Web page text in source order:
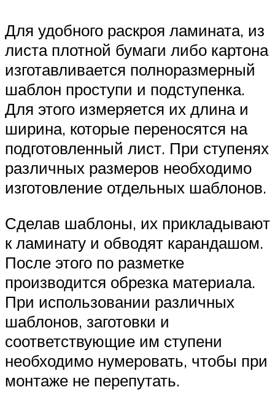
Для удобного раскроя ламината, из
листа плотной бумаги либо картона
изготавливается полноразмерный
шаблон проступи и подступенка.
Для этого измеряется их длина и
ширина, которые переносятся на
подготовленный лист. При ступенях
различных размеров необходимо
изготовление отдельных шаблонов.
Сделав шаблоны, их прикладывают
к ламинату и обводят карандашом.
После этого по разметке
производится обрезка материала.
При использовании различных
шаблонов, заготовки и
соответствующие им ступени
необходимо нумеровать, чтобы при
монтаже не перепутать.